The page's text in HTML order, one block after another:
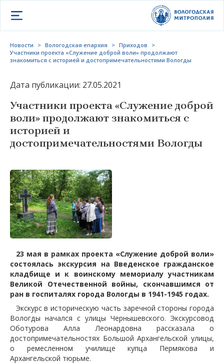
Открыть меню
Новости > Вологодская епархия > Приходов
>
Участники проекта «Служение доброй воли» продолжают
знакомиться с историей и достопримечательностями Вологды
Дата публикации: 27.05.2021
Участники проекта «Служение доброй
воли» продолжают знакомиться с
историей и
достопримечательностями Вологды
23 мая в рамках проекта «Служение доброй воли»
состоялась экскурсия на Введенское гражданское
кладбище и к воинскому мемориалу участникам
Великой Отечественной войны, скончавшимся от
ран в госпиталях города Вологды в 1941-1945 годах.
Экскурс в историческую часть заречной стороны города
Вологды начался с улицы Чернышевского. Экскурсовод
Оботурова Алла Леонардовна рассказала о
достопримечательностях Большой Архангельской улицы,
о ремесленном училище купца Пермякова и
Архангельской тюрьме.